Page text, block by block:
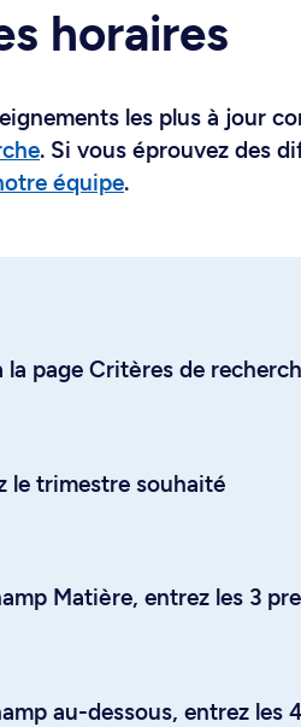
horaires
les plus à jour
. Si vous éprouvez des
équipe.
la page Critères de
le trimestre souhaité
Matière, entrez les 3
au-dessous, entrez les